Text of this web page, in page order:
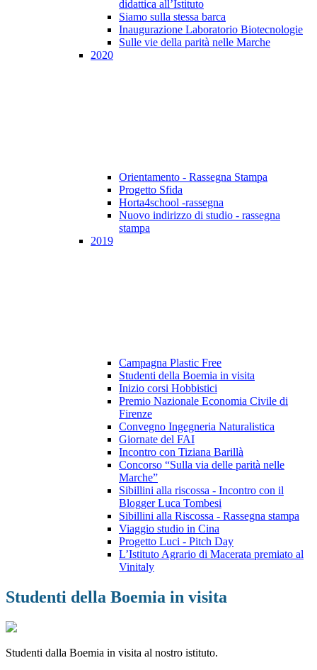
didattica all’Istituto
Siamo sulla stessa barca
Inaugurazione Laboratorio Biotecnologie
Sulle vie della parità nelle Marche
2020
Orientamento - Rassegna Stampa
Progetto Sfida
Horta4school -rassegna
Nuovo indirizzo di studio - rassegna
stampa
2019
Campagna Plastic Free
Studenti della Boemia in visita
Inizio corsi Hobbistici
Premio Nazionale Economia Civile di
Firenze
Convegno Ingegneria Naturalistica
Giornate del FAI
Incontro con Tiziana Barillà
Concorso “Sulla via delle parità nelle
Marche”
Sibillini alla riscossa - Incontro con il
Blogger Luca Tombesi
Sibillini alla Riscossa - Rassegna stampa
Viaggio studio in Cina
Progetto Luci - Pitch Day
L’Istituto Agrario di Macerata premiato al
Vinitaly
Studenti della Boemia in visita
Studenti dalla Boemia in visita al nostro istituto.